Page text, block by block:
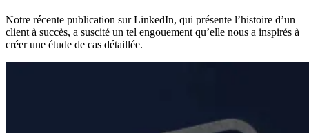
Notre récente publication sur LinkedIn, qui présente l’histoire d’un
client à succès, a suscité un tel engouement qu’elle nous a inspirés à
créer une étude de cas détaillée.